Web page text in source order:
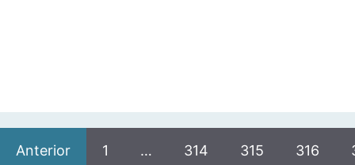
Anterior 1 … 314 315 316